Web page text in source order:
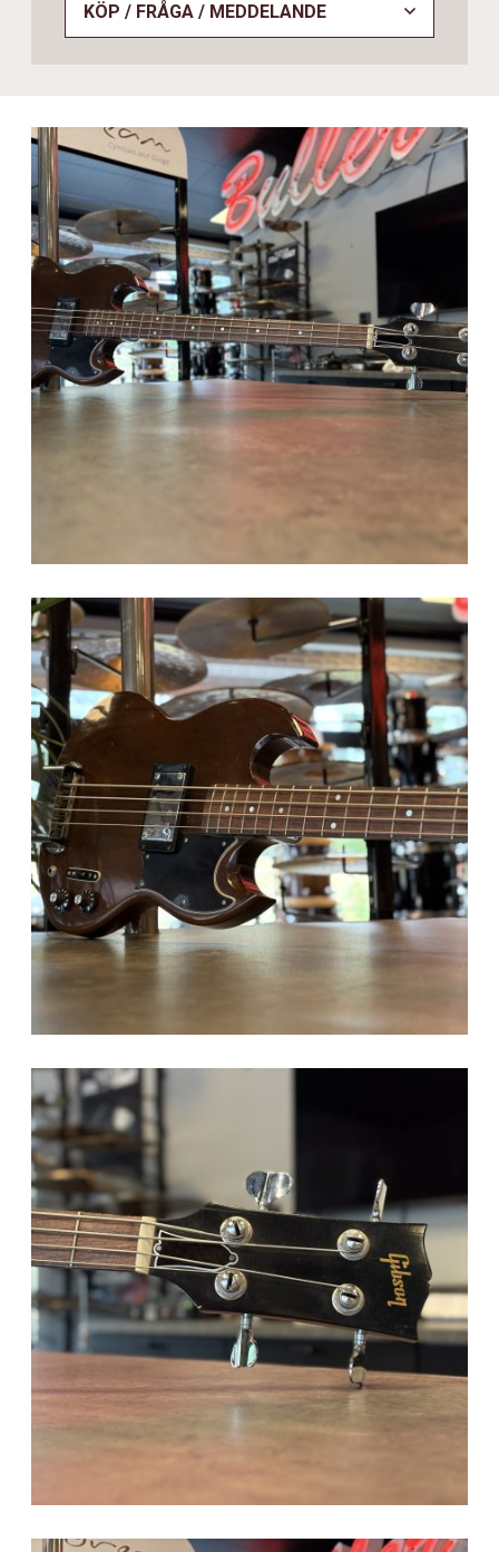
KÖP / FRÅGA / MEDDELANDE